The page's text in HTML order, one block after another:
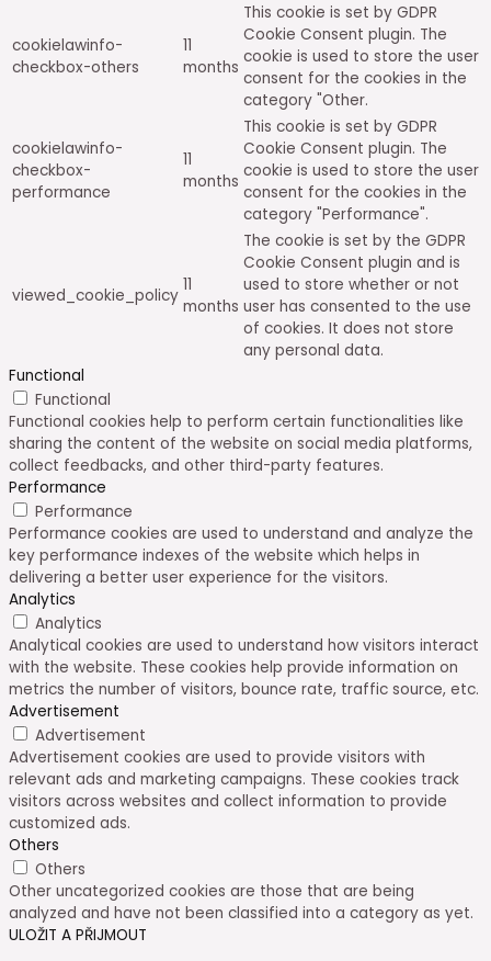
cookielawinfo-
checkbox-others
11
months
This cookie is set by GDPR
Cookie Consent plugin. The
cookie is used to store the user
consent for the cookies in the
category "Other.
cookielawinfo-
checkbox-
performance
11
months
This cookie is set by GDPR
Cookie Consent plugin. The
cookie is used to store the user
consent for the cookies in the
category "Performance".
viewed_cookie_policy
11
months
The cookie is set by the GDPR
Cookie Consent plugin and is
used to store whether or not
user has consented to the use
of cookies. It does not store
any personal data.
Functional
Functional
Functional cookies help to perform certain functionalities like
sharing the content of the website on social media platforms,
collect feedbacks, and other third-party features.
Performance
Performance
Performance cookies are used to understand and analyze the
key performance indexes of the website which helps in
delivering a better user experience for the visitors.
Analytics
Analytics
Analytical cookies are used to understand how visitors interact
with the website. These cookies help provide information on
metrics the number of visitors, bounce rate, traffic source, etc.
Advertisement
Advertisement
Advertisement cookies are used to provide visitors with
relevant ads and marketing campaigns. These cookies track
visitors across websites and collect information to provide
customized ads.
Others
Others
Other uncategorized cookies are those that are being
analyzed and have not been classified into a category as yet.
ULOŽIT A PŘIJMOUT